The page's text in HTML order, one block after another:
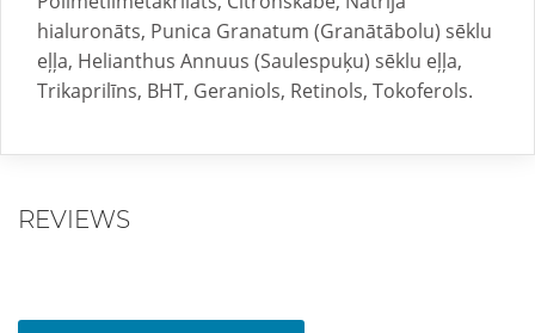
hialuronāts, Punica Granatum (Granātābolu) sēklu
eļļa, Helianthus Annuus (Saulespuķu) sēklu eļļa,
Trikaprilīns, BHT, Geraniols, Retinols, Tokoferols.
REVIEWS